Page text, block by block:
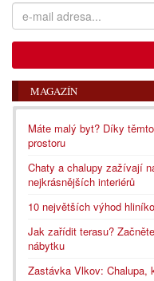
MAGAZÍN
Máte malý byt? Díky
prostoru
Chaty a chalupy zažívají
nejkrásnějších interiérů
10 největších výhod
Jak zařídit terasu?
nábytku
Zastávka Vlkov: Chalupa,